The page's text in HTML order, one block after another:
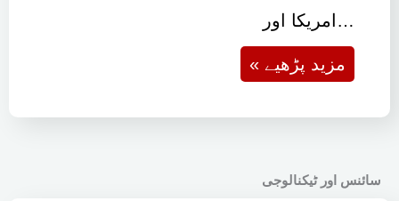
امریکا اور…
« مزید پڑھیے
سائنس اور ٹیکنالوجی